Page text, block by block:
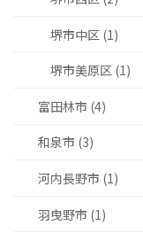
堺市中区 (1)
堺市美原区 (1)
富田林市 (4)
和泉市 (3)
河内長野市 (1)
羽曳野市 (1)